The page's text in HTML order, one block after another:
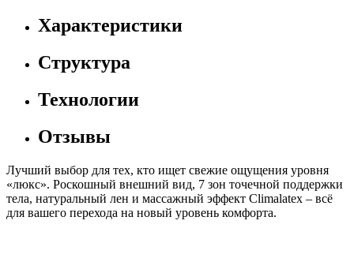
Характеристики
Структура
Технологии
Отзывы
Лучший выбор для тех, кто ищет свежие ощущения уровня
«люкс». Роскошный внешний вид, 7 зон точечной поддержки
тела, натуральный лен и массажный эффект Climalatex – всё
для вашего перехода на новый уровень комфорта.